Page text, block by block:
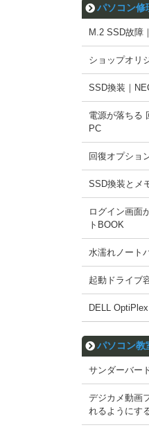
パソコン修
M.2 SSD故障
ショップオリ
SSD換装｜
電源が落ちる
PC
回復オプショ
SSD換装とメ
ログイン画面
トBOOK
水濡れノート
起動ドライブ
DELL
パソコン教
サンダーバー
デジカメ動画
れるようにする